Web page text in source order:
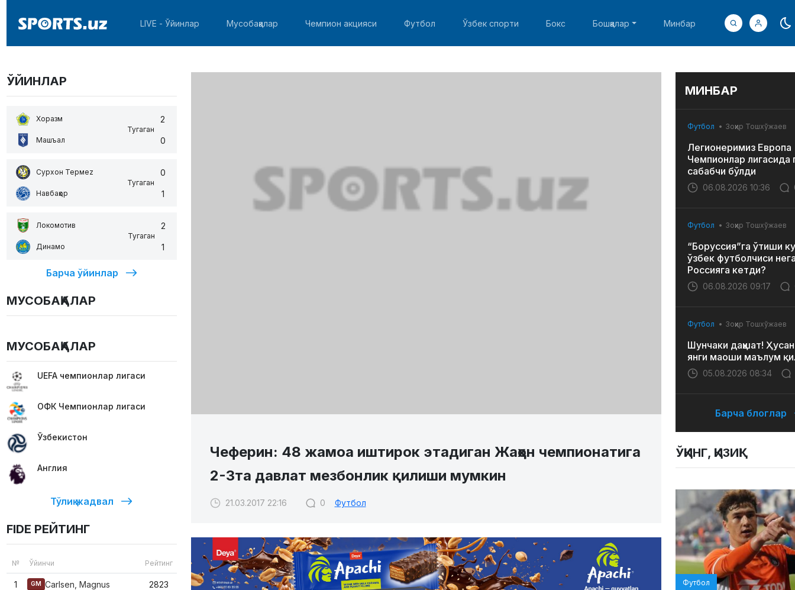
LIVE - Ўйинлар Мусобақалар Чемпион акцияси Футбол Ўзбек спорти Бокс Бошқалар Минбар
ЎЙИНЛАР
Хоразм
Машъал
Тугаган
2
0
Сурхон Термеz
Навбаҳор
Тугаган
0
1
Локомотив
Динамо
Тугаган
2
1
Барча ўйинлар
МУСОБАҚАЛАР
МУСОБАҚАЛАР
UEFA чемпионлар лигаси
ОФК Чемпионлар лигаси
Ўзбекистон
Англия
Тўлиқ жадвал
FIDE РЕЙТИНГ
№ Ўйинчи Рейтинг
1 GM Carlsen, Magnus 2823
Чеферин: 48 жамоа иштирок этадиган Жаҳон чемпионатига
2-3та давлат мезбонлик қилиши мумкин
21.03.2017 22:16 0 Футбол
МИНБАР
Футбол Зоҳир Тошхўжаев
Легионеримиз Европа
Чемпионлар лигасида
сабабчи бўлди
06.08.2026 10:36
Футбол Зоҳир Тошхўжаев
“Боруссия”га ўтиши
ўзбек футболчиси
Россияга кетди?
06.08.2026 09:17
Футбол Зоҳир Тошхўжаев
Шунчаки даҳшат!
янги маоши маълум
05.08.2026 08:34
Барча блоглар
ЎҚИНГ, ҚИЗИҚ!
Футбол